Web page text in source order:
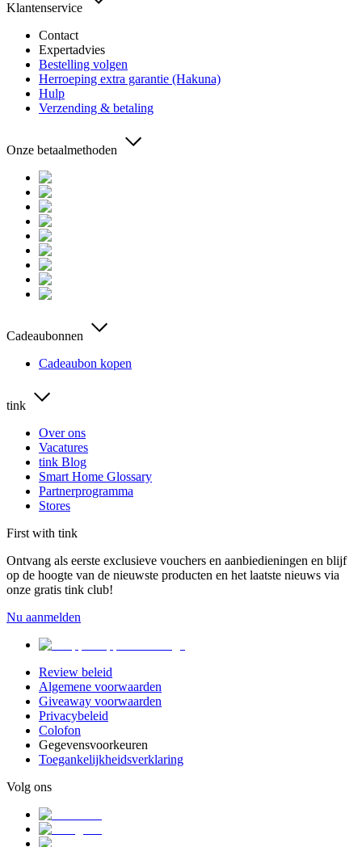
Klantenservice
Contact
Expertadvies
Bestelling volgen
Herroeping extra garantie (Hakuna)
Hulp
Verzending & betaling
Onze betaalmethoden
Cadeaubonnen
Cadeaubon kopen
tink
Over ons
Vacatures
tink Blog
Smart Home Glossary
Partnerprogramma
Stores
First with tink
Ontvang als eerste exclusieve vouchers en aanbiedieningen en blijf
op de hoogte van de nieuwste producten en het laatste nieuws via
onze gratis tink club!
Nu aanmelden
Review beleid
Algemene voorwaarden
Giveaway voorwaarden
Privacybeleid
Colofon
Gegevensvoorkeuren
Toegankelijkheidsverklaring
Volg ons